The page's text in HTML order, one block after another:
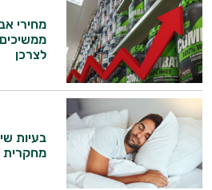
מחירי
לצרכן
בעיות
מחקרית